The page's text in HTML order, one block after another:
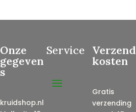
Onze
gegeven
s
kruidshop.nl
Service Verzend
kosten
Gratis
verzending